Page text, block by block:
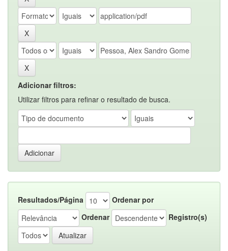
Adicionar filtros:
Utilizar filtros para refinar o resultado de busca.
Resultados/Página
Ordenar por
Ordenar
Registro(s)